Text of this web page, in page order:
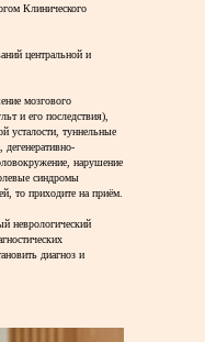
Клинического
центральной и
мозгового
и его последствия),
усталости, туннельные
дегенеративно-
нарушение
синдромы
то приходите на приём.
неврологический
диагноз и